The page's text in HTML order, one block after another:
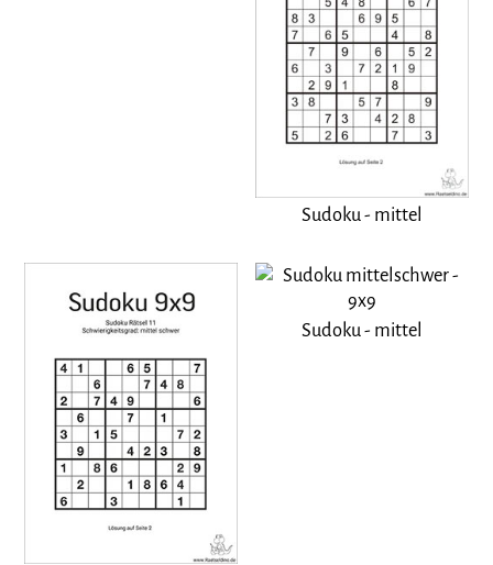
Sudoku - mittel
Sudoku - mittel